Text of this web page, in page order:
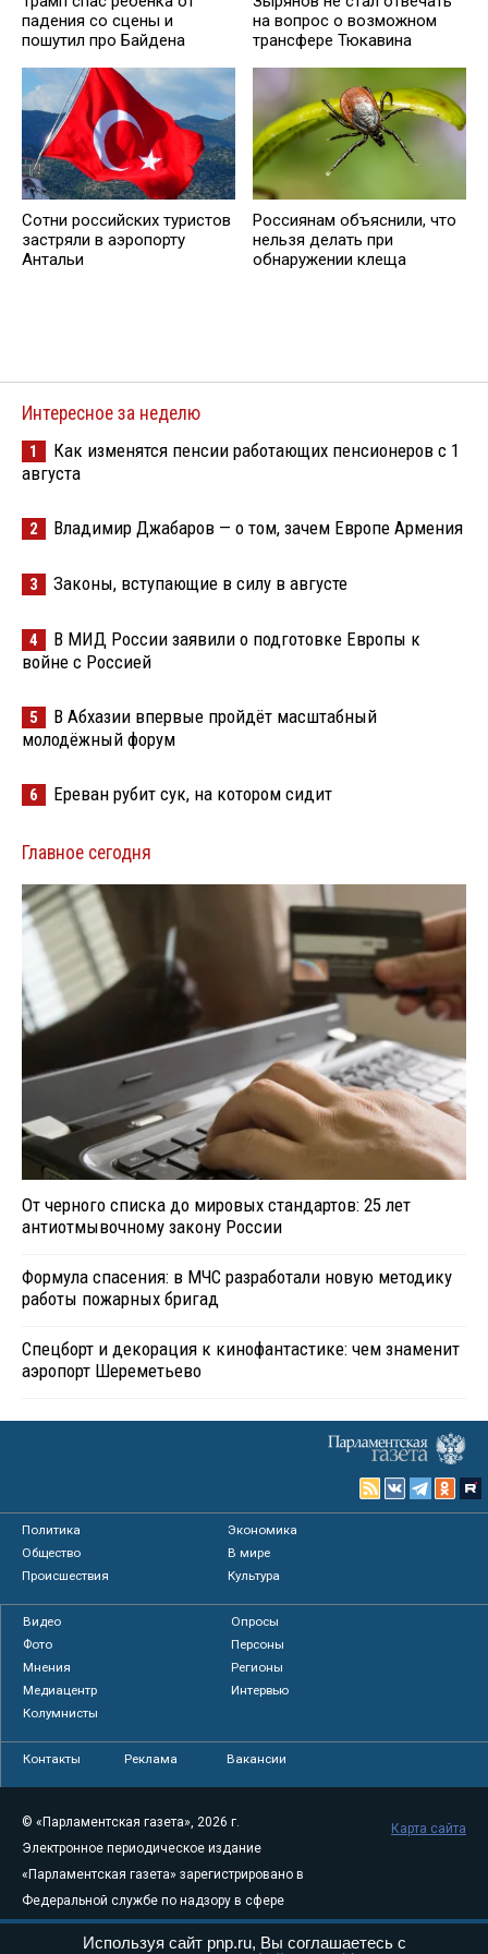
падения со сцены и
пошутил про Байдена
на вопрос о возможном
трансфере Тюкавина
Сотни российских туристов
застряли в аэропорту
Антальи
Россиянам объяснили, что
нельзя делать при
обнаружении клеща
Интересное за неделю
1
Как изменятся пенсии работающих пенсионеров с 1
августа
2 Владимир Джабаров — о том, зачем Европе Армения
3 Законы, вступающие в силу в августе
4
В МИД России заявили о подготовке Европы к
войне с Россией
5
В Абхазии впервые пройдёт масштабный
молодёжный форум
6 Ереван рубит сук, на котором сидит
Главное сегодня
От черного списка до мировых стандартов: 25 лет
антиотмывочному закону России
Формула спасения: в МЧС разработали новую методику
работы пожарных бригад
Спецборт и декорация к кинофантастике: чем знаменит
аэропорт Шереметьево
Политика
Экономика
Общество
В мире
Происшествия
Культура
Видео
Опросы
Фото
Персоны
Мнения
Регионы
Медиацентр
Интервью
Колумнисты
Контакты Реклама Вакансии
© «Парламентская газета», 2026 г.
Электронное периодическое издание
«Парламентская газета» зарегистрировано в
Федеральной службе по надзору в сфере
связи, информационных технологий и
Карта сайта
Используя сайт pnp.ru, Вы соглашаетесь с